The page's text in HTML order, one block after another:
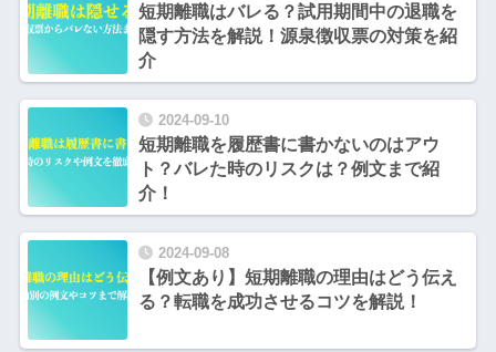
短期離職はバレる？試用期間中の退職を
隠す方法を解説！源泉徴収票の対策を紹
介
2024-09-10
短期離職を履歴書に書かないのはアウ
ト？バレた時のリスクは？例文まで紹
介！
2024-09-08
【例文あり】短期離職の理由はどう伝え
る？転職を成功させるコツを解説！